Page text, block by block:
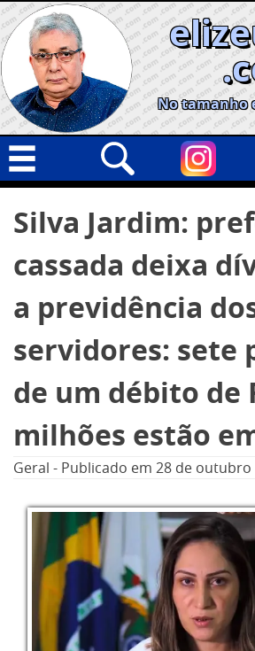
Skip
to
content
No tamanho
Geral
Cidades
Nacional
Opinião
Informe especial
por:
Silva Jardim:
cassada deixa
a previdência
servidores: sete
de um débito de
milhões estão
Geral - Publicado em 28 de outubro